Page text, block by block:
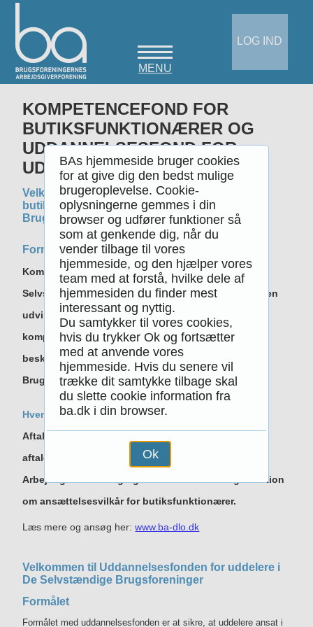
MENU
LOG IND
KOMPETENCEFOND FOR
BUTIKSFUNKTIONÆRER OG
UDDANNELSESFOND FOR
UDDELERE
Velkommen til Kompetencefonden for
butiksfunktionærer i De Selvstændige
Brugsforeninger
Formålet
Kompetencefonden for butiksfunktionærer i De
Selvstændig Brugsforeninger har til formål at sikre en
udvikling af medarbejdernes erhvervsrelaterede
kompetencer for at bevare og styrke disses
beskæftigelsesmuligheder samt styrke
Brugsforeningernes konkurrencekraft.
Hvem kan søge?
Aftalen omfatter medarbejdere, som er ansat under
aftalen mellem Brugsforeningernes
Arbejdsgiverforening og Danmarks Leder Organisation
om ansættelsesvilkår for butiksfunktionærer.
Læs mere og ansøg her:www.ba-dlo.dk
Velkommen til Uddannelsesfonden for uddelere i
De Selvstændige Brugsforeninger
Formålet
Formålet med uddannelsesfonden er at sikre, at uddelere ansat i
BAs hjemmeside bruger cookies
for at give dig den bedst mulige
brugeroplevelse. Cookie-
oplysningerne gemmes i din
browser og udfører funktioner så
som at genkende dig, når du
vender tilbage til vores
hjemmeside, og den hjælper vores
team med at forstå, hvilke dele af
hjemmesiden du finder mest
interessant og nyttig.
Du samtykker til vores cookies,
hvis du trykker Ok og fortsætter
med at anvende vores
hjemmeside. Hvis du senere vil
trække dit samtykke tilbage skal
du slette cookie information fra
ba.dk i din browser.
Ok